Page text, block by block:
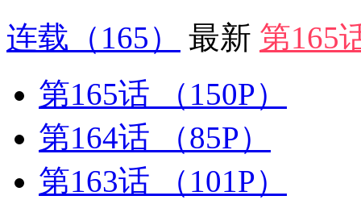
连载 （165） 最新 第165
第165话
（150P）
第164话
（85P）
第163话
（101P）